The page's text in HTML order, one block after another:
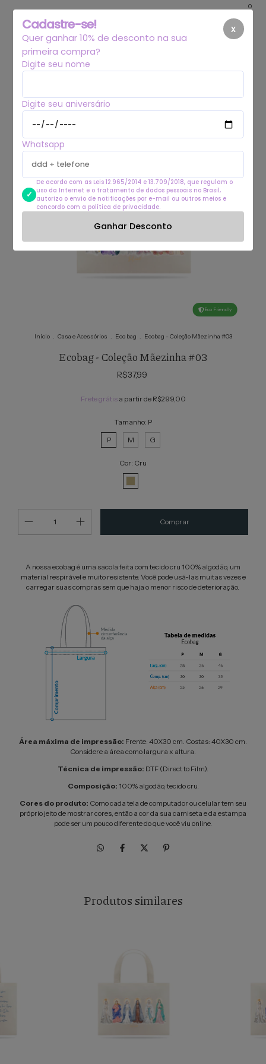
0
Eco Friendly
Início . Casa e Acessórios . Eco bag . Ecobag - Coleção Mãezinha #03
Ecobag - Coleção Mãezinha #03
R$37,99
Frete grátis a partir de R$299,00
Tamanho: P
P
M G
Cor: Cru
A nossa ecobag é uma sacola feita com tecido cru 100% algodão, um
material respirável e muito resistente. Você pode usá-las muitas vezes e
carregar suas compras sem que haja o menor risco de deterioração.
Área máxima de impressão: Frente: 40X30 cm. Costas: 40X30 cm.
Considere a área como largura x altura.
Técnica de impressão: DTF (Direct to Film).
Composição: 100% algodão, tecido cru.
Cores do produto: Como cada tela de computador ou celular tem seu
próprio jeito de mostrar cores, então a cor da sua camiseta e da estampa
pode ser um pouco diferente do que você viu online.
Produtos similares
x
Cadastre-se!
Quer ganhar 10% de desconto na sua
primeira compra?
Digite seu nome
Digite seu aniversário
Whatsapp
De acordo com as Leis 12.965/2014 e 13.709/2018, que regulam o
uso da Internet e o tratamento de dados pessoais no Brasil,
autorizo o envio de notificações por e-mail ou outros meios e
concordo com a política de privacidade.
Ganhar Desconto